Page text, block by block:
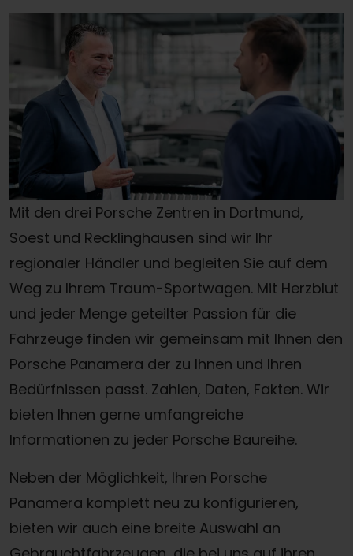
Mit den drei Porsche Zentren in Dortmund,
Soest und Recklinghausen sind wir Ihr
regionaler Händler und begleiten Sie auf dem
Weg zu Ihrem Traum-Sportwagen. Mit Herzblut
und jeder Menge geteilter Passion für die
Fahrzeuge finden wir gemeinsam mit Ihnen den
Porsche Panamera der zu Ihnen und Ihren
Bedürfnissen passt. Zahlen, Daten, Fakten. Wir
bieten Ihnen gerne umfangreiche
Informationen zu jeder Porsche Baureihe.
Neben der Möglichkeit, Ihren Porsche
Panamera komplett neu zu konfigurieren,
bieten wir auch eine breite Auswahl an